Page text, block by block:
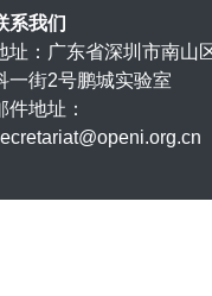
系我们
址：广东省深圳市南山
一街2号鹏城实验室
件地址：